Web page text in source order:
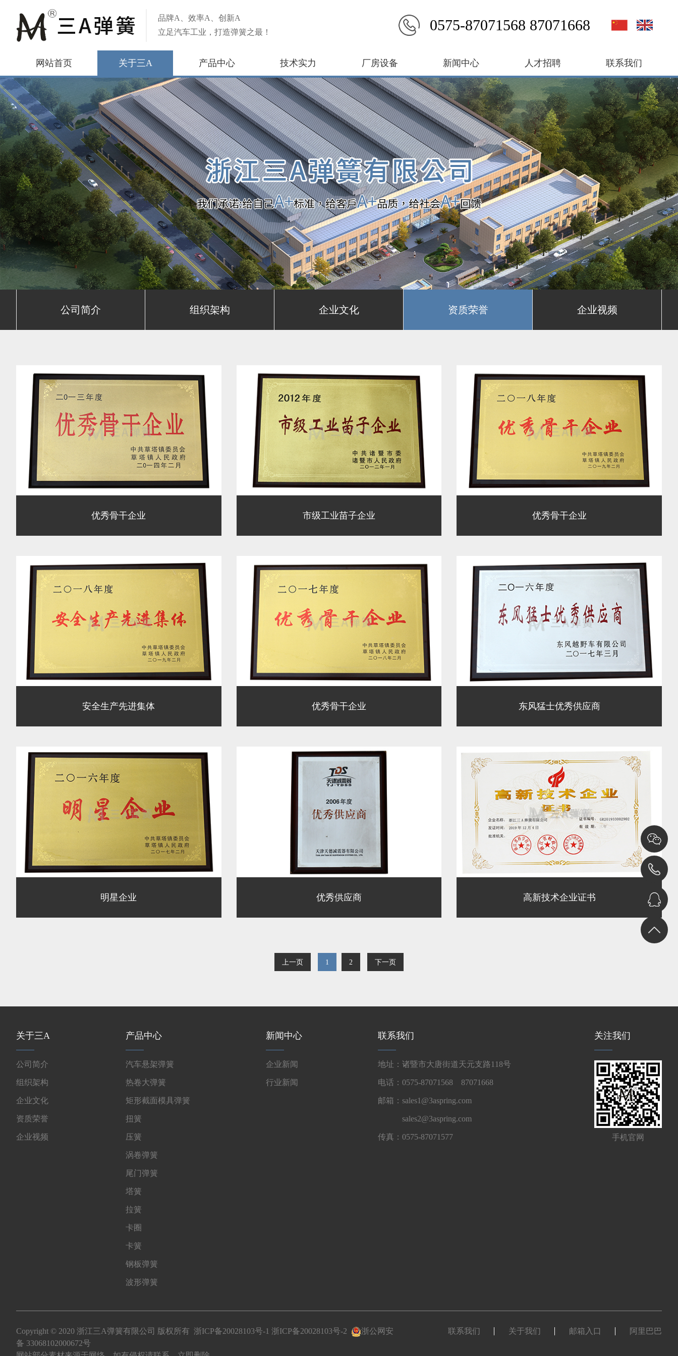
品牌A、效率A、创新A
立足汽车工业，打造弹簧之最！
0575-87071568 87071668
网站首页 关于三A 产品中心 技术实力 厂房设备 新闻中心 人才招聘 联系我们
公司简介 组织架构 企业文化 资质荣誉 企业视频
优秀骨干企业 市级工业苗子企业 优秀骨干企业
安全生产先进集体 优秀骨干企业 东风猛士优秀供应商
明星企业 优秀供应商 高新技术企业证书
上一页 1 2 下一页
关于三A
公司简介
组织架构
企业文化
资质荣誉
企业视频
产品中心
汽车悬架弹簧
热卷大弹簧
矩形截面模具弹簧
扭簧
压簧
涡卷弹簧
尾门弹簧
塔簧
拉簧
卡圈
卡簧
钢板弹簧
波形弹簧
新闻中心
企业新闻
行业新闻
联系我们
地址：诸暨市大唐街道天元支路118号
电话：0575-87071568 87071668
邮箱：sales1@3aspring.com
sales2@3aspring.com
传真：0575-87071577
关注我们
手机官网
联系我们 关于我们 邮箱入口 阿里巴巴
Copyright © 2020 浙江三A弹簧有限公司 版权所有 浙ICP备20028103号-1 浙ICP备20028103号-2
浙公网安
备 33068102000672号